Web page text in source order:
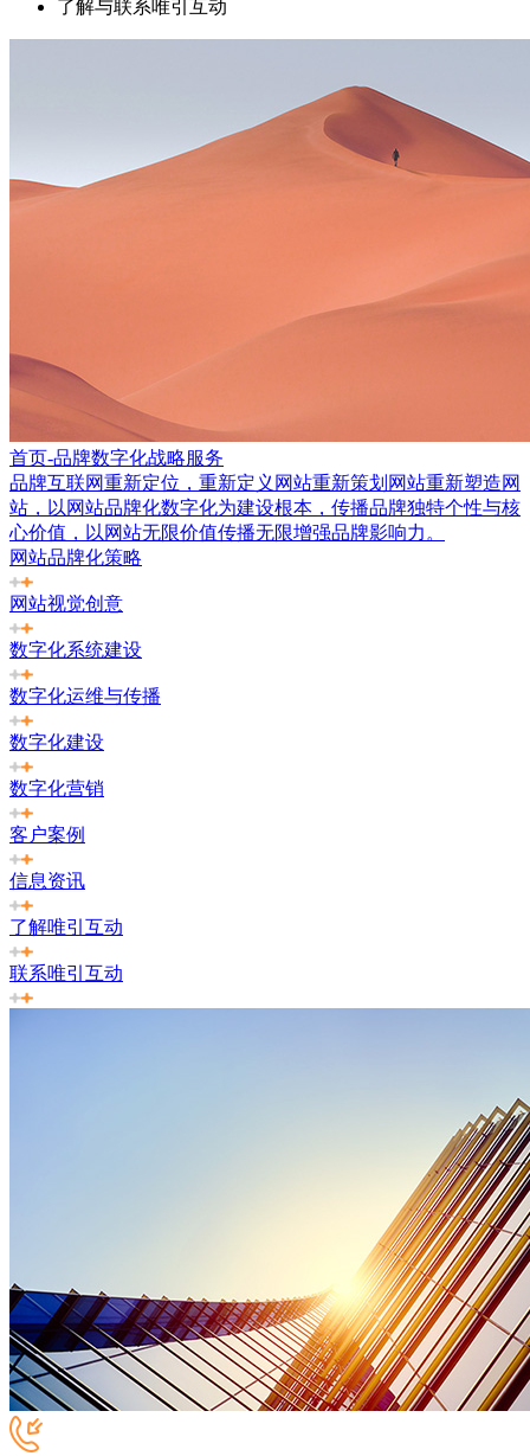
了解与联系唯引互动
首页-品牌数字化战略服务
品牌互联网重新定位，重新定义网站重新策划网站重新塑造网
站，以网站品牌化数字化为建设根本，传播品牌独特个性与核
心价值，以网站无限价值传播无限增强品牌影响力。
网站品牌化策略
网站视觉创意
数字化系统建设
数字化运维与传播
数字化建设
数字化营销
客户案例
信息资讯
了解唯引互动
联系唯引互动